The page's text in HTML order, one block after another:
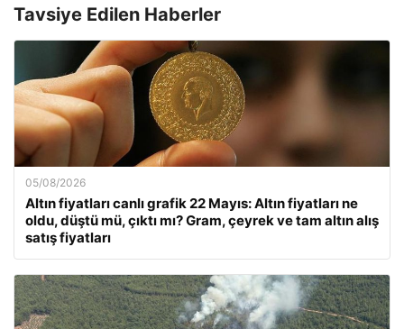
Tavsiye Edilen Haberler
05/08/2026
Altın fiyatları canlı grafik 22 Mayıs: Altın fiyatları ne
oldu, düştü mü, çıktı mı? Gram, çeyrek ve tam altın alış
satış fiyatları